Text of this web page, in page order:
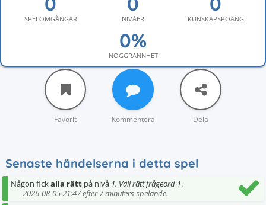
SPELOMGÅNGAR NIVÅER KUNSKAPSPOÄNG
NOGGRANNHET
Favorit Kommentera Dela
Senaste händelserna i detta spel
Någon fickalla rätt på nivå 1. Välj rätt frågeord 1.
2026-08-05 21:47 efter 7 minuters spelande.